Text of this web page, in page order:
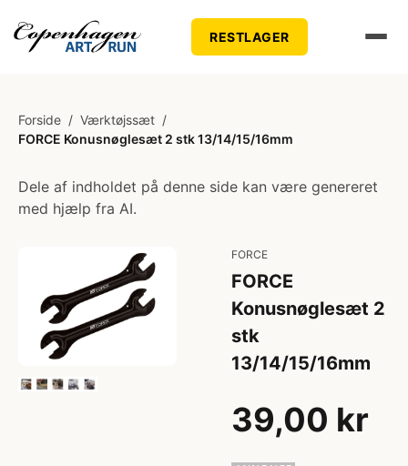
RESTLAGER
Forside / Værktøjssæt /
FORCE Konusnøglesæt 2 stk 13/14/15/16mm
Dele af indholdet på denne side kan være genereret
med hjælp fra AI.
FORCE
FORCE
Konusnøglesæt 2
stk
13/14/15/16mm
39,00 kr